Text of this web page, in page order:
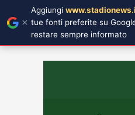
Aggiungi
tue fonti preferite su
restare sempre informato